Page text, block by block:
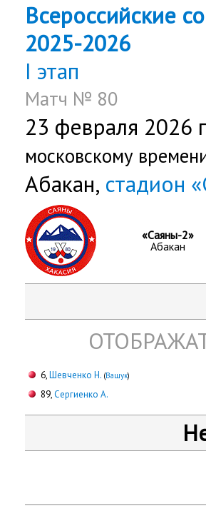
Всероссийские
2025-2026
I этап
Матч № 80
23 февраля 2026
московскому
Абакан, стадион
«Саяны-2»
Абакан
6,Шевченко Н. (Ващук)
89,Сергиенко А.